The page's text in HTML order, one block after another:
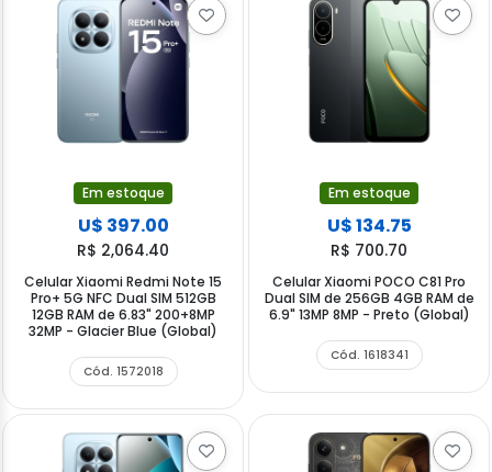
Em estoque
U$ 397.00
R$ 2,064.40
Celular Xiaomi Redmi Note 15
Pro+ 5G NFC Dual SIM 512GB
12GB RAM de 6.83" 200+8MP
32MP - Glacier Blue (Global)
Cód. 1572018
Em estoque
U$ 134.75
R$ 700.70
Celular Xiaomi POCO C81 Pro
Dual SIM de 256GB 4GB RAM de
6.9" 13MP 8MP - Preto (Global)
Cód. 1618341